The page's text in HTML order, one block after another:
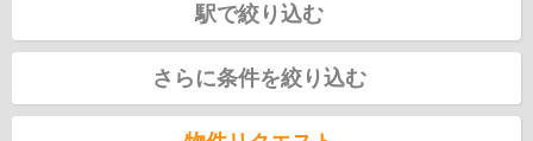
駅で絞り込む
さらに条件を絞り込む